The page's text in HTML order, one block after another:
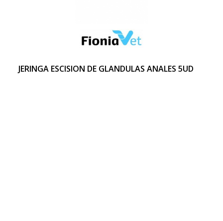
JERINGA ESCISION DE GLANDULAS ANALES 5UD